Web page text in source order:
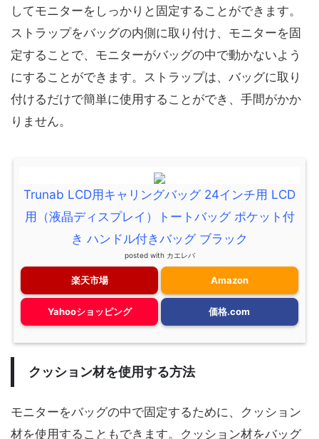
してモニターをしっかりと固定することができます。
ストラップをバッグの内側に取り付け、モニターを固
定することで、モニターがバッグの中で動かないよう
にすることができます。ストラップは、バッグに取り
付けるだけで簡単に使用することができ、手間がかか
りません。
Trunab LCD用キャリングバッグ 24インチ用 LCD
用（液晶ディスプレイ）トートバッグ ポケット付
き ハンドル付きバッグ ブラック
posted with カエレバ
楽天市場 Amazon
Yahooショッピング 価格.com
クッション材を使用する方法
モニターをバッグの中で固定するために、クッション
材を使用することもできます。クッション材をバッグ